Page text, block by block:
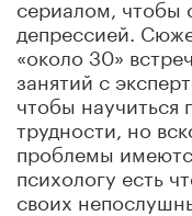
сериалом, чтобы
депрессией.
«около 30»
занятий с
чтобы научиться
трудности, но
проблемы
психологу есть
своих